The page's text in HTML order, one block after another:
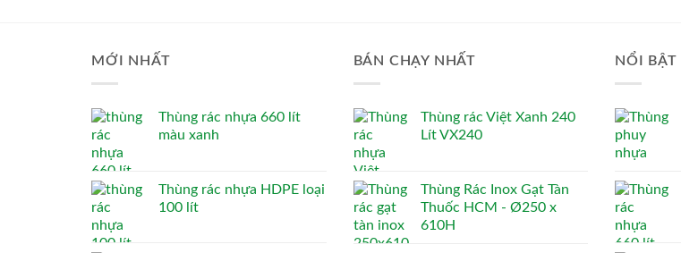
MỚI NHẤT
Thùng rác nhựa 660 lít
màu xanh
Thùng rác nhựa HDPE loại
100 lít
BÁN CHẠY NHẤT
Thùng rác Việt Xanh 240
Lít VX240
Thùng Rác Inox Gạt Tàn
Thuốc HCM - Ø250 x
610H
NỔI BẬT